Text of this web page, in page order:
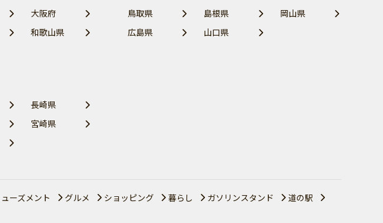
大阪府
和歌山県
鳥取県
島根県
岡山県
広島県
山口県
長崎県
宮崎県
ーズメント グルメ ショッピング 暮らし ガソリンスタンド
道の駅